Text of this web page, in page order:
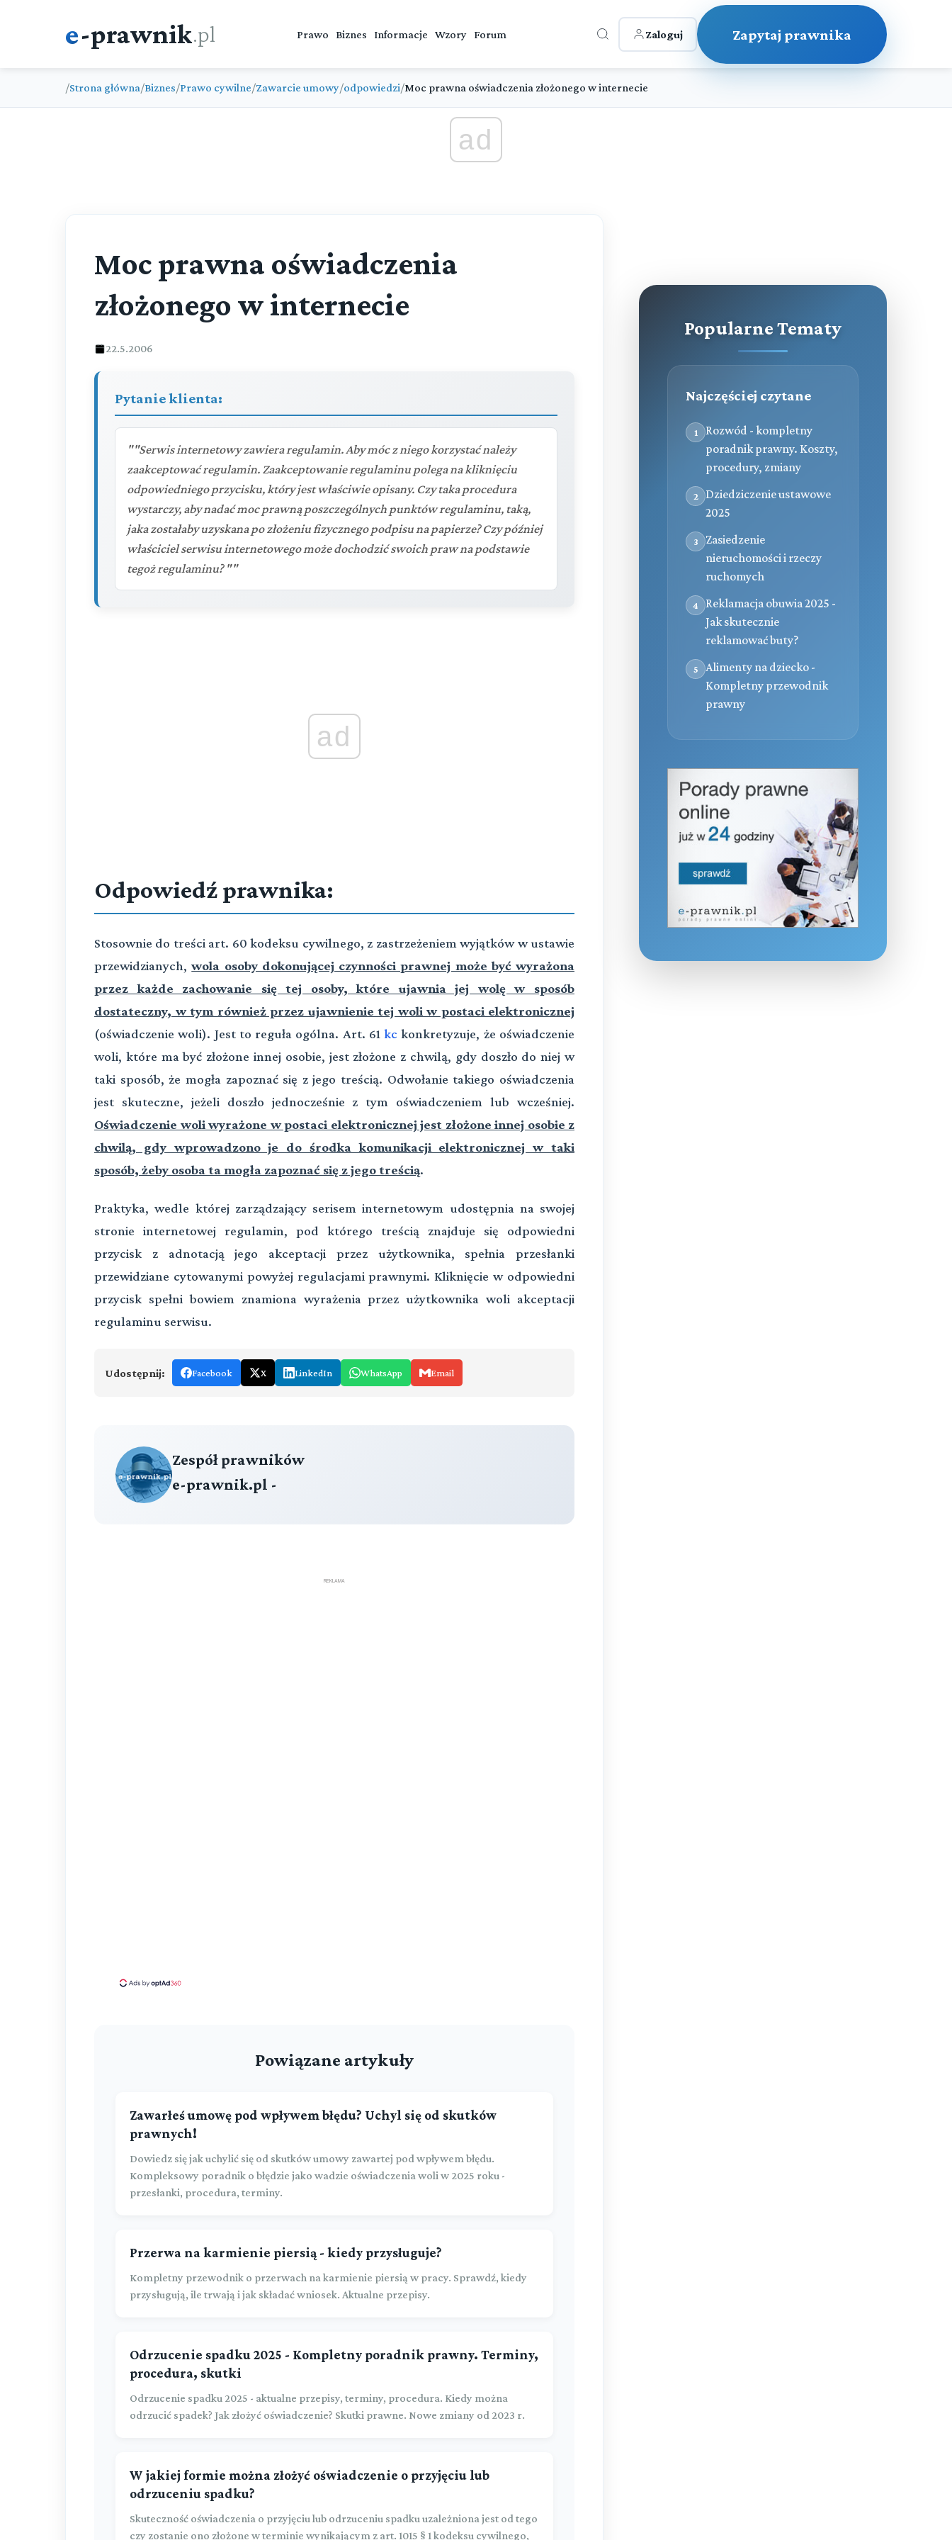
e-prawnik.pl Prawo Biznes Informacje Wzory Forum Zaloguj Zapytaj prawnika
/Strona główna/Biznes/Prawo cywilne/Zawarcie umowy/odpowiedzi/Moc prawna oświadczenia złożonego w internecie
ad
Moc prawna oświadczenia
złożonego w internecie
22.5.2006
Pytanie klienta:
""Serwis internetowy zawiera regulamin. Aby móc z niego korzystać należy
zaakceptować regulamin. Zaakceptowanie regulaminu polega na kliknięciu
odpowiedniego przycisku, który jest właściwie opisany. Czy taka procedura
wystarczy, aby nadać moc prawną poszczególnych punktów regulaminu, taką,
jaka zostałaby uzyskana po złożeniu fizycznego podpisu na papierze? Czy później
właściciel serwisu internetowego może dochodzić swoich praw na podstawie
tegoż regulaminu? ""
ad
Odpowiedź prawnika:
Stosownie do treści art. 60 kodeksu cywilnego, z zastrzeżeniem wyjątków w ustawie
przewidzianych,wola osoby dokonującej czynności prawnej może być wyrażona
przez każde zachowanie się tej osoby, które ujawnia jej wolę w sposób
dostateczny, w tym również przez ujawnienie tej woli w postaci elektronicznej
(oświadczenie woli). Jest to reguła ogólna. Art. 61kckonkretyzuje, że oświadczenie
woli, które ma być złożone innej osobie, jest złożone z chwilą, gdy doszło do niej w
taki sposób, że mogła zapoznać się z jego treścią. Odwołanie takiego oświadczenia
jest skuteczne, jeżeli doszło jednocześnie z tym oświadczeniem lub wcześniej.
Oświadczenie woli wyrażone w postaci elektronicznej jest złożone innej osobie z
chwilą, gdy wprowadzono je do środka komunikacji elektronicznej w taki
sposób, żeby osoba ta mogła zapoznać się z jego treścią.
Praktyka, wedle której zarządzający serisem internetowym udostępnia na swojej
stronie internetowej regulamin, pod którego treścią znajduje się odpowiedni
przycisk z adnotacją jego akceptacji przez użytkownika, spełnia przesłanki
przewidziane cytowanymi powyżej regulacjami prawnymi. Kliknięcie w odpowiedni
przycisk spełni bowiem znamiona wyrażenia przez użytkownika woli akceptacji
regulaminu serwisu.
Udostępnij: Facebook X LinkedIn WhatsApp Email
Zespół prawników
e-prawnik.pl -
REKLAMA
Powiązane artykuły
Zawarłeś umowę pod wpływem błędu? Uchyl się od skutków
prawnych!
Dowiedz się jak uchylić się od skutków umowy zawartej pod wpływem błędu.
Kompleksowy poradnik o błędzie jako wadzie oświadczenia woli w 2025 roku -
przesłanki, procedura, terminy.
Przerwa na karmienie piersią - kiedy przysługuje?
Kompletny przewodnik o przerwach na karmienie piersią w pracy. Sprawdź, kiedy
przysługują, ile trwają i jak składać wniosek. Aktualne przepisy.
Odrzucenie spadku 2025 - Kompletny poradnik prawny. Terminy,
procedura, skutki
Odrzucenie spadku 2025 - aktualne przepisy, terminy, procedura. Kiedy można
odrzucić spadek? Jak złożyć oświadczenie? Skutki prawne. Nowe zmiany od 2023 r.
W jakiej formie można złożyć oświadczenie o przyjęciu lub
odrzuceniu spadku?
Skuteczność oświadczenia o przyjęciu lub odrzuceniu spadku uzależniona jest od tego
czy zostanie ono złożone w terminie wynikającym z art. 1015 § 1 kodeksu cywilnego,
Popularne Tematy
Najczęściej czytane
1
Rozwód - kompletny
poradnik prawny. Koszty,
procedury, zmiany
2
Dziedziczenie ustawowe
2025
3
Zasiedzenie
nieruchomości i rzeczy
ruchomych
4
Reklamacja obuwia 2025 -
Jak skutecznie
reklamować buty?
5
Alimenty na dziecko -
Kompletny przewodnik
prawny